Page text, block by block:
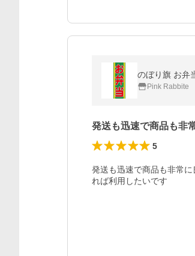
のぼり旗 お弁
Pink Rabbite
発送も迅速で商品も非
5
発送も迅速で商品も非常
れば利用したいです